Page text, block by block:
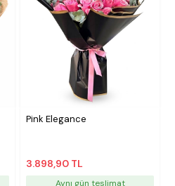
Pink Elegance
3.898,90 TL
Aynı gün teslimat